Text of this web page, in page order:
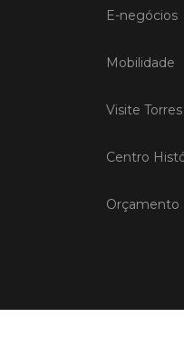
E-negócios
Mobilidade
Visite
Centro
Orçamento